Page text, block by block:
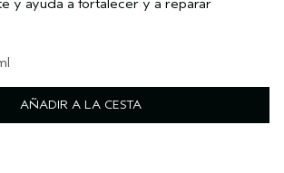
y ayuda a fortalecer y a reparar
AÑADIR A LA CESTA